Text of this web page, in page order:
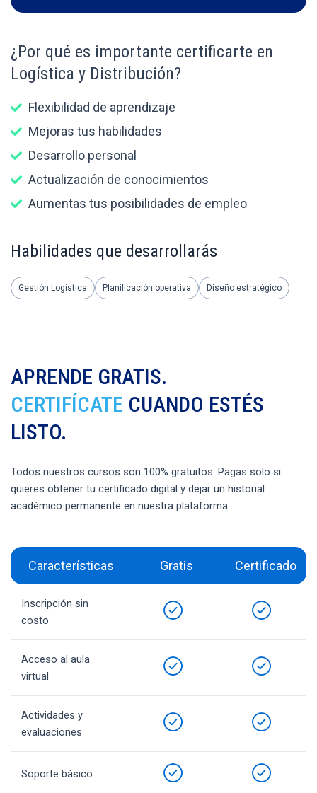
¿Por qué es importante certificarte en
Logística y Distribución?
Flexibilidad de aprendizaje
Mejoras tus habilidades
Desarrollo personal
Actualización de conocimientos
Aumentas tus posibilidades de empleo
Habilidades que desarrollarás
Gestión Logística Planificación operativa Diseño estratégico
APRENDE GRATIS.
CERTIFÍCATE CUANDO ESTÉS
LISTO.
Todos nuestros cursos son 100% gratuitos. Pagas solo si
quieres obtener tu certificado digital y dejar un historial
académico permanente en nuestra plataforma.
Características Gratis Certificado
Inscripción sin
costo
Acceso al aula
virtual
Actividades y
evaluaciones
Soporte básico